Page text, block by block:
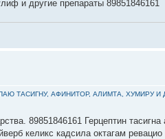
и другие препараты 89851846161
ТАСИГНУ, АФИНИТОР, АЛИМТА, ХУМИРУ И
89851846161 Герцептин
келикс кадсила октагам